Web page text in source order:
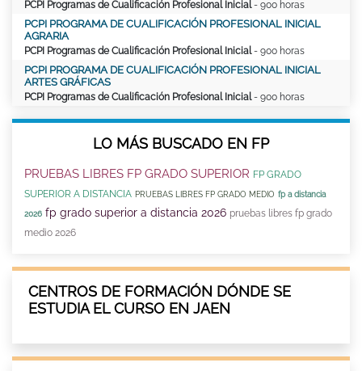
PCPI Programas de Cualificación Profesional Inicial- 900 horas
PCPI PROGRAMA DE CUALIFICACIÓN PROFESIONAL INICIAL
AGRARIA
PCPI Programas de Cualificación Profesional Inicial- 900 horas
PCPI PROGRAMA DE CUALIFICACIÓN PROFESIONAL INICIAL
ARTES GRÁFICAS
PCPI Programas de Cualificación Profesional Inicial- 900 horas
LO MÁS BUSCADO EN FP
PRUEBAS LIBRES FP GRADO SUPERIOR FP GRADO
SUPERIOR A DISTANCIA PRUEBAS LIBRES FP GRADO MEDIO fp a distancia
2026 fp grado superior a distancia 2026 pruebas libres fp grado
medio 2026
CENTROS DE FORMACIÓN DÓNDE SE
ESTUDIA EL CURSO EN JAEN